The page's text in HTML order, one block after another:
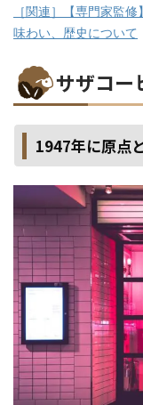
［関連］【専門家監
味わい、歴史について
サザコー
1947年に原点